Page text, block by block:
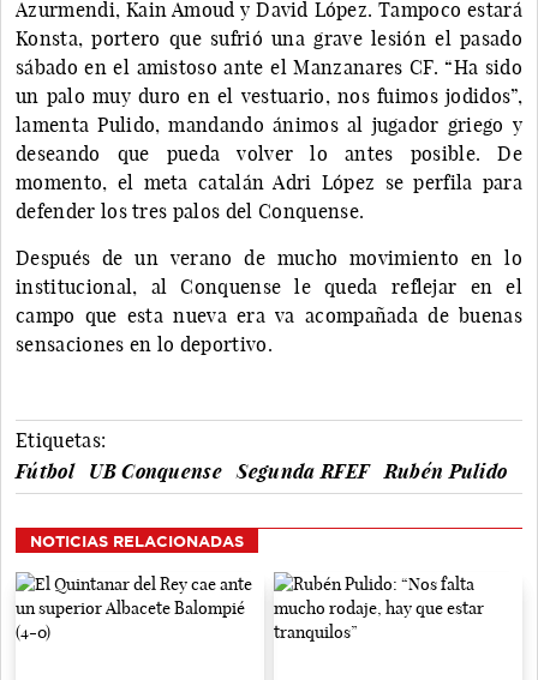
Azurmendi, Kain Amoud y David López. Tampoco estará
Konsta, portero que sufrió una grave lesión el pasado
sábado en el amistoso ante el Manzanares CF. “Ha sido
un palo muy duro en el vestuario, nos fuimos jodidos”,
lamenta Pulido, mandando ánimos al jugador griego y
deseando que pueda volver lo antes posible. De
momento, el meta catalán Adri López se perfila para
defender los tres palos del Conquense.
Después de un verano de mucho movimiento en lo
institucional, al Conquense le queda reflejar en el
campo que esta nueva era va acompañada de buenas
sensaciones en lo deportivo.
Etiquetas:
Fútbol
UB Conquense Segunda RFEF Rubén Pulido
NOTICIAS RELACIONADAS